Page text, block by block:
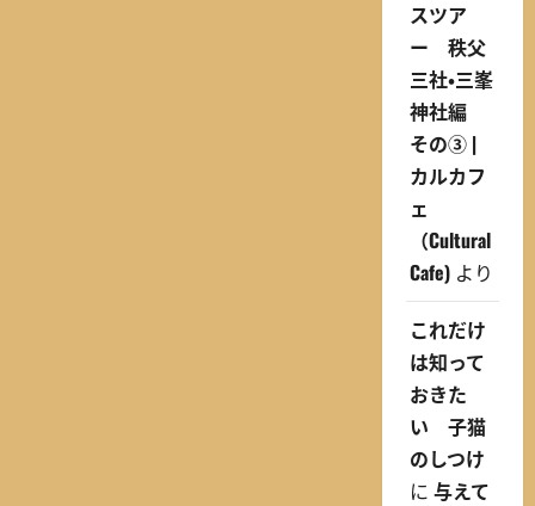
スツア
ー 秩父
三社・三峯
神社編
その③ |
カルカフ
ェ
（Cultural
Cafe)より
これだけ
は知って
おきた
い 子猫
のしつけ
に 与えて